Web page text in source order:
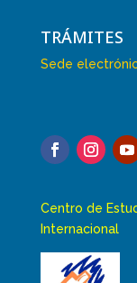
TRÁMITES
Sede
Centro de
Internacional